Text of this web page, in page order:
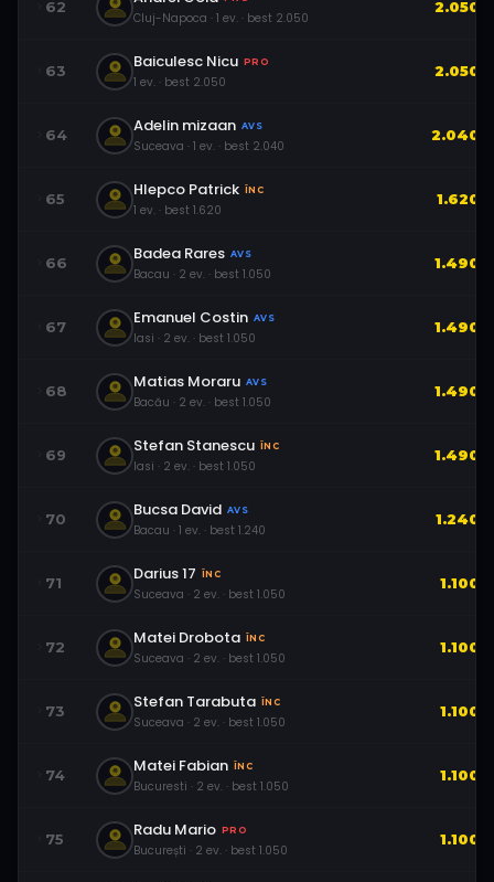
62
Cluj-Napoca · 1 ev. · best 2.050
2.050
63 Baiculesc Nicu PRO
1 ev. · best 2.050
2.050
64 Adelin mizaan AVS
Suceava · 1 ev. · best 2.040
2.040
65 Hlepco Patrick ÎNC
1 ev. · best 1.620
1.620
66 Badea Rares AVS
Bacau · 2 ev. · best 1.050
1.490
67 Emanuel Costin AVS
Iasi · 2 ev. · best 1.050
1.490
68 Matias Moraru AVS
Bacău · 2 ev. · best 1.050
1.490
69 Stefan Stanescu ÎNC
Iasi · 2 ev. · best 1.050
1.490
70 Bucsa David AVS
Bacau · 1 ev. · best 1.240
1.240
71 Darius 17 ÎNC
Suceava · 2 ev. · best 1.050
1.100
72 Matei Drobota ÎNC
Suceava · 2 ev. · best 1.050
1.100
73 Stefan Tarabuta ÎNC
Suceava · 2 ev. · best 1.050
1.100
74 Matei Fabian ÎNC
Bucuresti · 2 ev. · best 1.050
1.100
75 Radu Mario PRO
București · 2 ev. · best 1.050
1.100